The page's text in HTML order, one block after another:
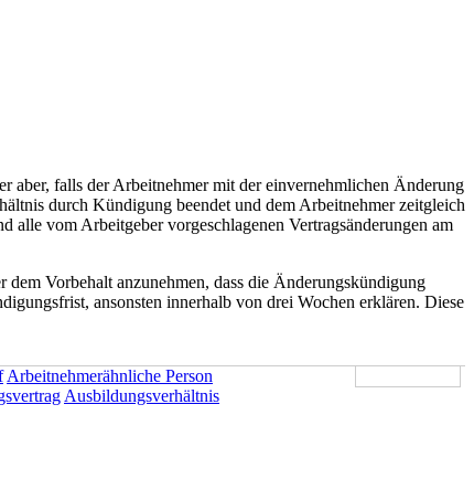
aber, falls der Arbeitnehmer mit der einvernehmlichen Änderung
durch Kündigung beendet und dem Arbeitnehmer zeitgleich
vom Arbeitgeber vorgeschlagenen Vertragsänderungen am
Vorbehalt anzunehmen, dass die Änderungskündigung
ansonsten innerhalb von drei Wochen erklären. Diese
Arbeitnehmerähnliche Person
Ausbildungsverhältnis